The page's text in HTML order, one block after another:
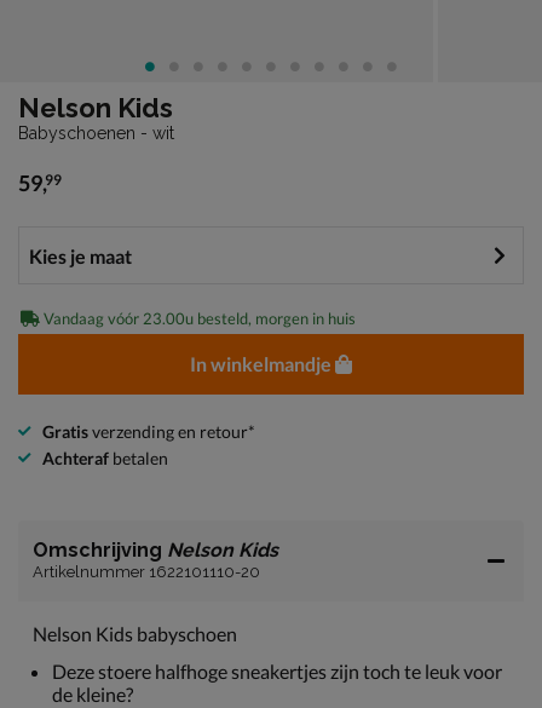
Nelson Kids
Babyschoenen - wit
€ 59,99
59,99
Vandaag vóór 23.00u besteld, morgen in huis
In winkelmandje
Gratisverzending en retour*
Achteraf betalen
Omschrijving Nelson Kids
Artikelnummer 1622101110-20
Nelson Kids babyschoen
Deze stoere halfhoge sneakertjes zijn toch te leuk voor
de kleine?